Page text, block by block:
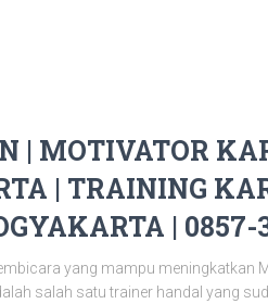
| MOTIVATOR
| TRAINING
| 0857-
yang mampu
salah satu trainer handal yang